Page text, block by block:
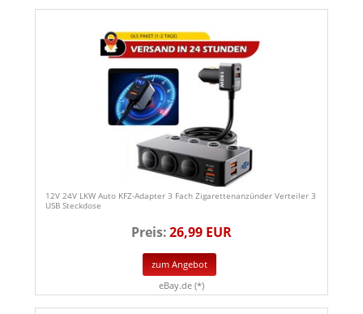
12V 24V LKW Auto KFZ-Adapter 3 Fach Zigarettenanzünder Verteiler 3
USB Steckdose
Preis:26,99 EUR
zum Angebot
eBay.de (*)